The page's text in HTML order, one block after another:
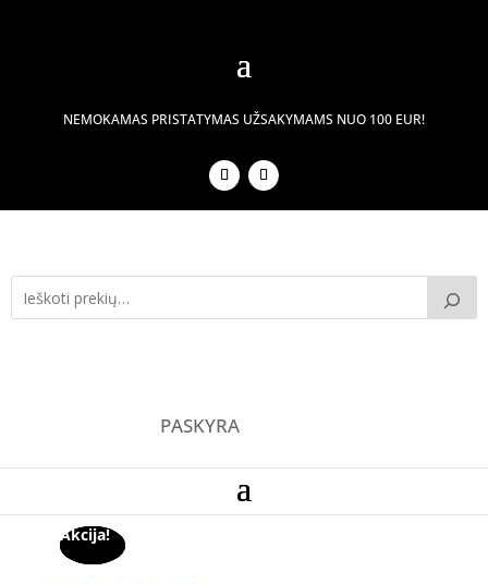
NEMOKAMAS PRISTATYMAS UŽSAKYMAMS NUO 100 EUR!
PASKYRA
Akcija!
Akcija!
Akcija!